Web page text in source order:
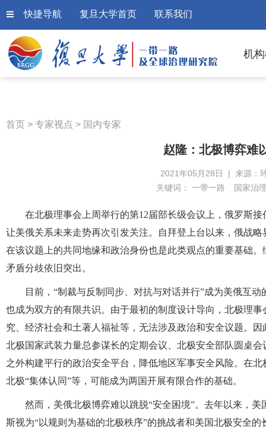
快捷导航 复旦大学首页 联系我们
机
首页 > 专家视点 > 国内专家
赵隆：北极博弈难
2021年05月28日 | 来源：
关键词： 一带一路 国家治
在北极理事会上周举行的第12届部长级会议上，俄罗斯
让美俄关系未来走势再次引发关注。自拜登上台以来，俄战
在该议题上的共同地缘和政治身份也是此类观点的重要基础
矛盾分歧依旧突出。
目前，“制裁与反制同步、对抗与对话并行”成为美俄互
也成为双方的有限共识。由于最初的制度设计导向，北极理
究、经济社会和土著人福祉等，无法涉及政治和安全议题。
北极国家武装力量总参谋长的定期会议、北极安全部队圆桌
之外构建平行的政治安全平台，降低地区军事安全风险。在
北极“集体认同”等，可能成为两国开展有限合作的基础。
然而，美俄北极博弈难以跳脱“安全困境”。去年以来，
斯视为“以规则为基础的北极秩序”的挑战者和美国北极安全